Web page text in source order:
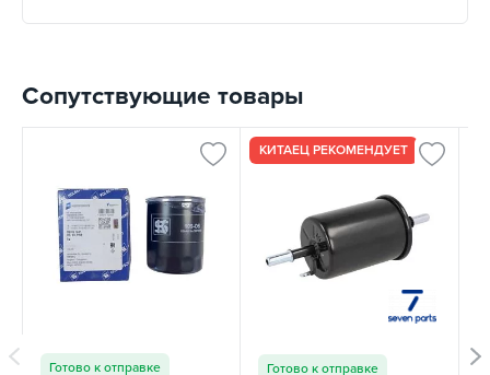
Сопутствующие товары
Готово к отправке
КИТАЕЦ РЕКОМЕНДУЕТ
Готово к отправке